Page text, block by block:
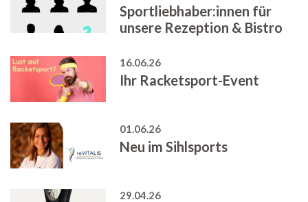
Sportliebhaber:innen für
unsere Rezeption & Bistro
16.06.26
Ihr Racketsport-Event
01.06.26
Neu im Sihlsports
29.04.26